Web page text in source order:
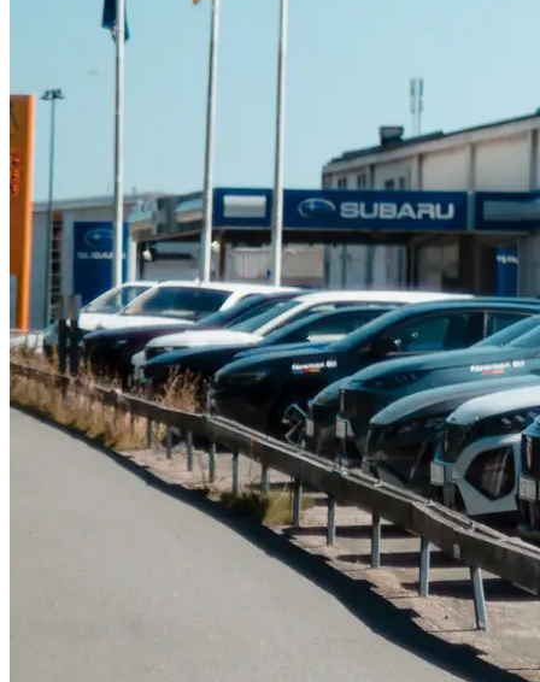
Suzuki
Leapmotor
Tillbehör & reservdelar